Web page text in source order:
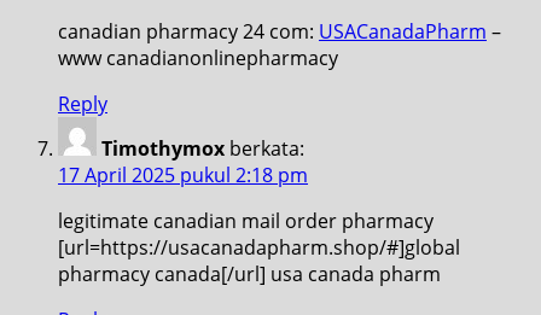
canadian pharmacy 24 com: USACanadaPharm –
www canadianonlinepharmacy
Reply
Timothymox berkata:
17 April 2025 pukul 2:18 pm
legitimate canadian mail order pharmacy
[url=https://usacanadapharm.shop/#]global
pharmacy canada[/url] usa canada pharm